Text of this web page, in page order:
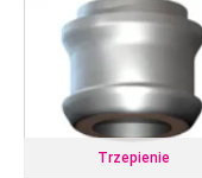
SPEEDY airtec ma
jednolity interfejs. W
rezultacie wszystkie
zasoby dla
maszyn są stale
dostępne.
Maksymalna
maszyny. Cykle
mogą zostać
Trzepienie